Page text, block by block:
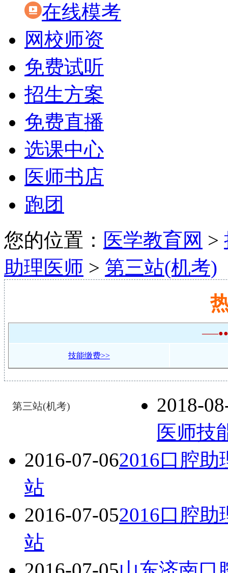
在线模考
网校师资
免费试听
招生方案
免费直播
选课中心
医师书店
跑团
您的位置： 医学教育网 >
助理医师 > 第三站(机考)
技能缴费>>
第三站(机考)
2018-
医师技
2016-07-062016口腔助
站
2016-07-052016口腔
站